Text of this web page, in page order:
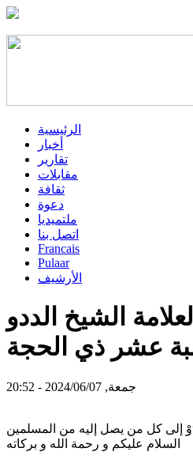
الرئيسية
أخبار
تقارير
مقابلات
ثقافة
دعوة
ملتميديا
اتصل بنا
Francais
Pulaar
الأرشيف
الشيخ الددو
عشر ذي الحجة
جمعة, 2024/06/07 - 20:52
إلى كل من يصل إليه من المسلمين
السلام عليكم و رحمة الله و بركاته